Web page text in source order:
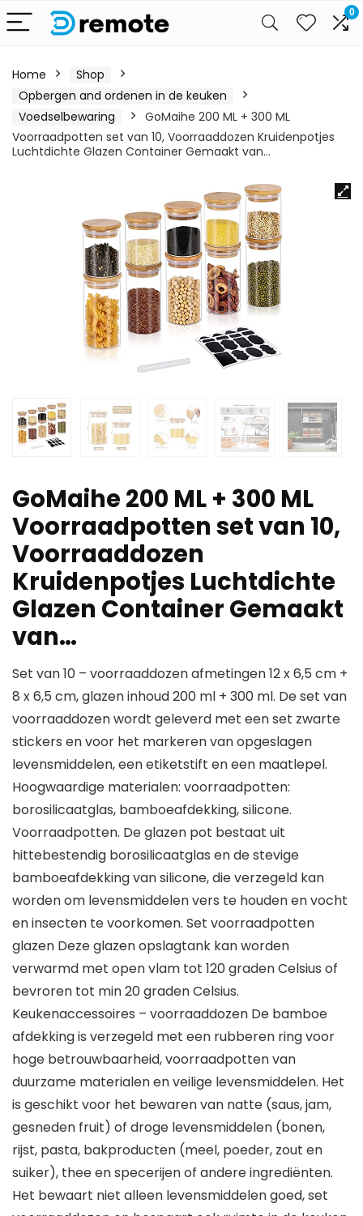
0
Home
Shop
Opbergen and ordenen in de keuken
Voedselbewaring
GoMaihe 200 ML + 300 ML
Voorraadpotten set van 10, Voorraaddozen Kruidenpotjes
Luchtdichte Glazen Container Gemaakt van…
GoMaihe 200 ML + 300 ML
Voorraadpotten set van 10,
Voorraaddozen
Kruidenpotjes Luchtdichte
Glazen Container Gemaakt
van…
Set van 10 – voorraaddozen afmetingen 12 x 6,5 cm +
8 x 6,5 cm, glazen inhoud 200 ml + 300 ml. De set van
voorraaddozen wordt geleverd met een set zwarte
stickers en voor het markeren van opgeslagen
levensmiddelen, een etiketstift en een maatlepel.
Hoogwaardige materialen: voorraadpotten:
borosilicaatglas, bamboeafdekking, silicone.
Voorraadpotten. De glazen pot bestaat uit
hittebestendig borosilicaatglas en de stevige
bamboeafdekking van silicone, die verzegeld kan
worden om levensmiddelen vers te houden en vocht
en insecten te voorkomen. Set voorraadpotten
glazen Deze glazen opslagtank kan worden
verwarmd met open vlam tot 120 graden Celsius of
bevroren tot min 20 graden Celsius.
Keukenaccessoires – voorraaddozen De bamboe
afdekking is verzegeld met een rubberen ring voor
hoge betrouwbaarheid, voorraadpotten van
duurzame materialen en veilige levensmiddelen. Het
is geschikt voor het bewaren van natte (saus, jam,
gesneden fruit) of droge levensmiddelen (bonen,
rijst, pasta, bakproducten (meel, poeder, zout en
suiker), thee en specerijen of andere ingrediënten.
Het bewaart niet alleen levensmiddelen goed, set